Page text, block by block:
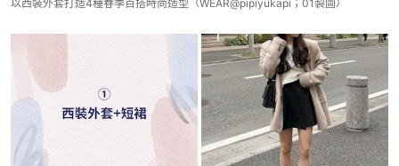
以西裝外套打造4種春季百搭時尚造型（WEAR@pipiyukapi；01製圖）